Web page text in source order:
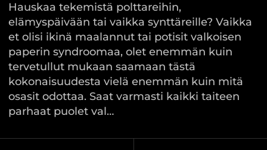
Hauskaa tekemistä polttareihin,
elämyspäivään tai vaikka synttäreille? Vaikka
et olisi ikinä maalannut tai potisit valkoisen
paperin syndroomaa, olet enemmän kuin
tervetullut mukaan saamaan tästä
kokonaisuudesta vielä enemmän kuin mitä
osasit odottaa. Saat varmasti kaikki taiteen
parhaat puolet val…